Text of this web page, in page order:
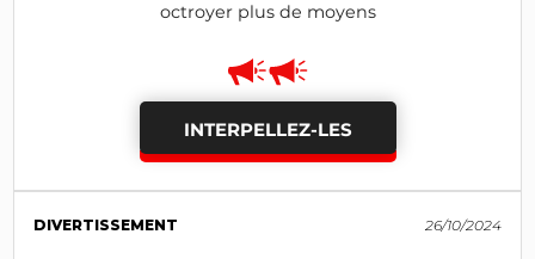
octroyer plus de moyens
INTERPELLEZ-LES
DIVERTISSEMENT 26/10/2024